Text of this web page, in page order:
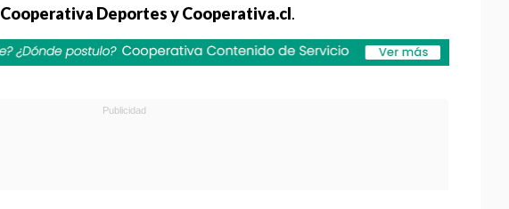
Cooperativa Deportes y Cooperativa.cl.